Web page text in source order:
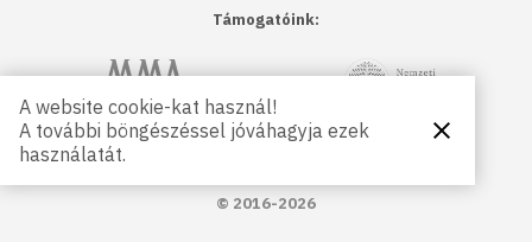
Támogatóink:
Magyar Művészeti Akadémia NKA
Petőfi Kulturális Ügynökség
© 2016-2026
A website cookie-kat használ!
A további böngészéssel jóváhagyja ezek
használatát.
Bezárás